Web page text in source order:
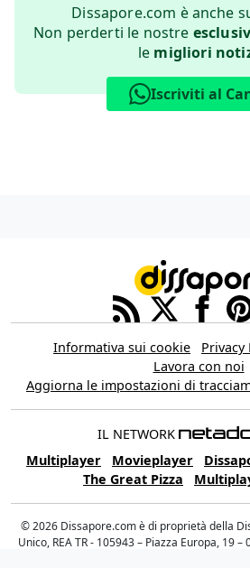
Dissapore.com è anche
Non perderti le nostre
le migliori
Iscriviti al
Informativa sui cookie Privacy
Lavora con noi
Aggiorna le impostazioni di
IL NETWORK
Multiplayer
Movieplayer
The Great Pizza
© 2026 Dissapore.com è di proprietà della
Unico, REA TR - 105943 – Piazza Europa, 19 –